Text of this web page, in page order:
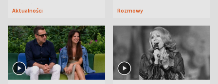
Lubelszczyzna
Aktualności Rozmowy